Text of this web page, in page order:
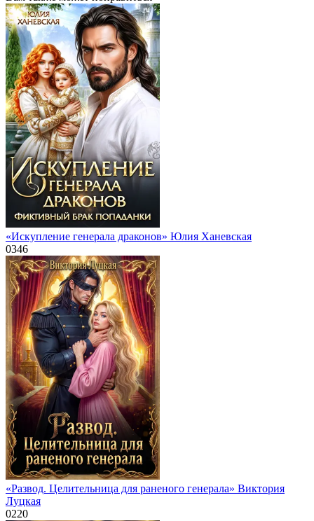
«Искупление генерала драконов» Юлия Ханевская
0346
«Развод. Целительница для раненого генерала» Виктория
Луцкая
0220